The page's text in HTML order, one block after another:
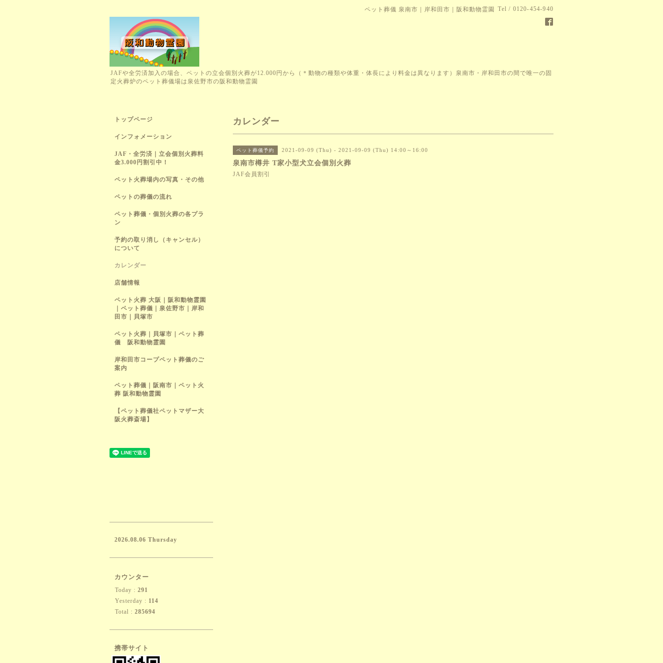
ペット葬儀 泉南市｜岸和田市｜阪和動物霊園 Tel / 0120-454-940
JAFや全労済加入の場合、ペットの立会個別火葬が12.000円から（＊動物の種類や体重・体長により料金は異なります）泉南市・岸和田市の間で唯一の固
定火葬炉のペット葬儀場は泉佐野市の阪和動物霊園
カレンダー
ペット葬儀予約 2021-09-09 (Thu) - 2021-09-09 (Thu) 14:00～16:00
泉南市樽井 T家小型犬立会個別火葬
JAF会員割引
トップページ
インフォメーション
JAF・全労済｜立会個別火葬料
金3.000円割引中！
ペット火葬場内の写真・その他
ペットの葬儀の流れ
ペット葬儀・個別火葬の各プラ
ン
予約の取り消し（キャンセル）
について
カレンダー
店舗情報
ペット火葬 大阪｜阪和動物霊園
｜ペット葬儀｜泉佐野市｜岸和
田市｜貝塚市
ペット火葬｜貝塚市｜ペット葬
儀 阪和動物霊園
岸和田市コープペット葬儀のご
案内
ペット葬儀｜阪南市｜ペット火
葬 阪和動物霊園
【ペット葬儀社ペットマザー大
阪火葬斎場】
2026.08.06 Thursday
カウンター
Today : 291
Yesterday : 114
Total : 285694
携帯サイト